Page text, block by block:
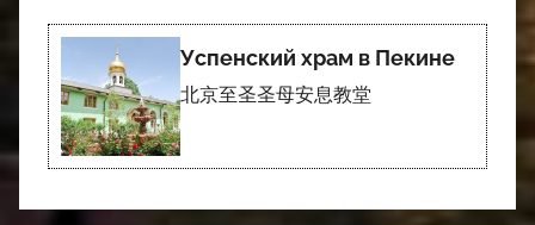
Успенский храм в Пекине
北京至圣圣母安息教堂